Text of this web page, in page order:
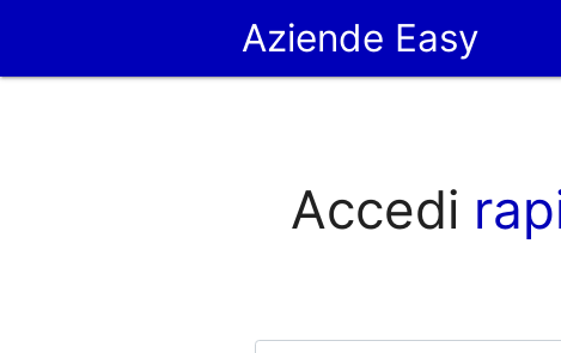
Aziende Easy
Accedi